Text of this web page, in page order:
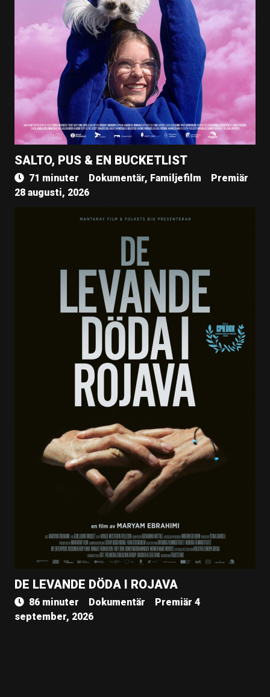
SALTO, PUS & EN BUCKETLIST
71 minuter Dokumentär, Familjefilm
Premiär
28 augusti, 2026
DE LEVANDE DÖDA I ROJAVA
86 minuter Dokumentär
Premiär 4
september, 2026